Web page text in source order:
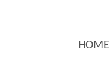
HOME